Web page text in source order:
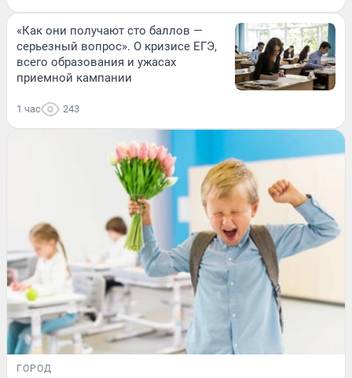
«Как они получают сто баллов —
серьезный вопрос». О кризисе ЕГЭ,
всего образования и ужасах
приемной кампании
1 час 243
ГОРОД